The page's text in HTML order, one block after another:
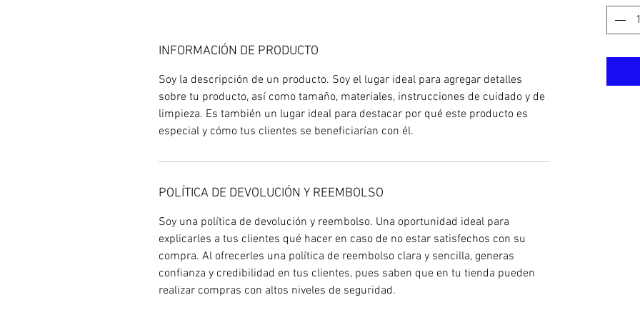
INFORMACIÓN DE PRODUCTO
Soy la descripción de un producto. Soy el lugar ideal para agregar detalles
sobre tu producto, así como tamaño, materiales, instrucciones de cuidado y de
limpieza. Es también un lugar ideal para destacar por qué este producto es
especial y cómo tus clientes se beneficiarían con él.
POLÍTICA DE DEVOLUCIÓN Y REEMBOLSO
Soy una política de devolución y reembolso. Una oportunidad ideal para
explicarles a tus clientes qué hacer en caso de no estar satisfechos con su
compra. Al ofrecerles una política de reembolso clara y sencilla, generas
confianza y credibilidad en tus clientes, pues saben que en tu tienda pueden
realizar compras con altos niveles de seguridad.